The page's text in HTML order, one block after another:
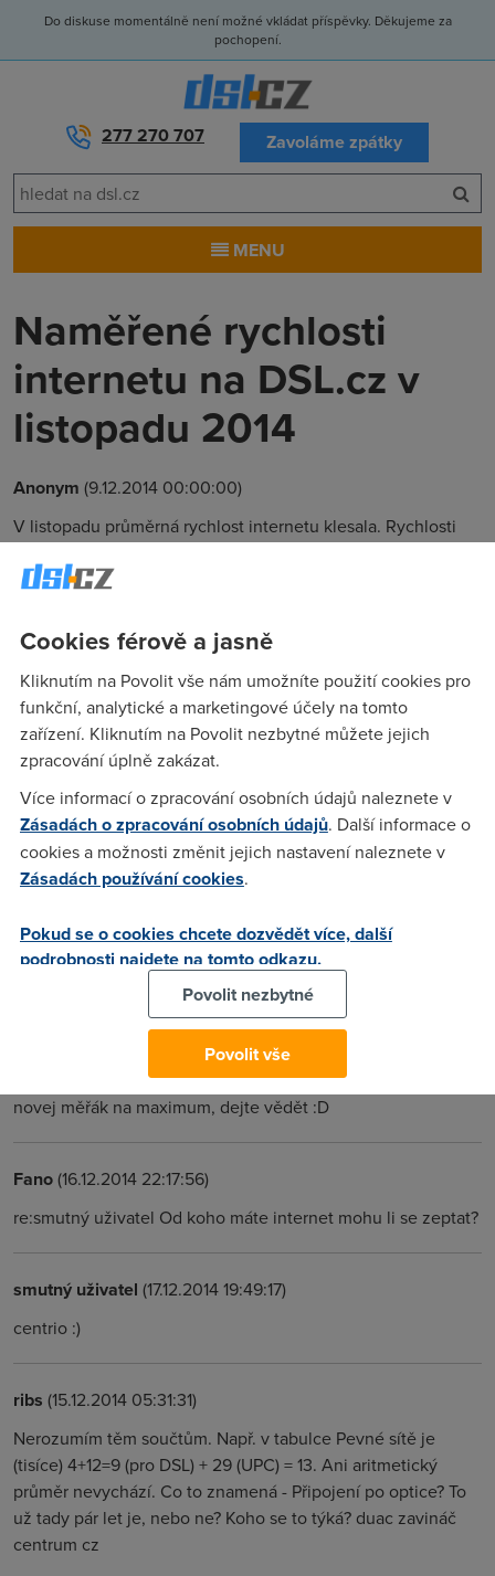
Do diskuse momentálně není možné vkládat příspěvky. Děkujeme za
pochopení.
277 270 707 Zavoláme zpátky
MENU
Naměřené rychlosti
internetu na DSL.cz v
listopadu 2014
Anonym (9.12.2014 00:00:00)
V listopadu průměrná rychlost internetu klesala. Rychlosti
internet byl v průměru rychlejší, ale opět jen díky
mobilní internet má O2 naopak nejvyšší průměrné rychlosti
mobilního internetu má Vodafone.
smutný uživatel(10.12.2014 07:20:00)
flash :(
Admin(10.12.2014 15:14:08)
usilovně pracujeme na nové verzi webu, kterou spustíme
začátkem příštího roku ;-)
(10.12.2014 15:19:25)
tak snad to bude stát za to :) kdybyste potřebovali otestovat
novej měřák na maximum, dejte vědět :D
Fano(16.12.2014 22:17:56)
re:smutný uživatel Od koho máte internet mohu li se zeptat?
smutný uživatel (17.12.2014 19:49:17)
centrio :)
ribs (15.12.2014 05:31:31)
Nerozumím těm součtům. Např. v tabulce Pevné sítě je
(tisíce) 4+12=9 (pro DSL) + 29 (UPC) = 13. Ani aritmetický
průměr nevychází. Co to znamená - Připojení po optice? To
už tady pár let je, nebo ne? Koho se to týká? duac zavináč
centrum cz
Cookies férově a jasně
Kliknutím na Povolit vše nám umožníte použití cookies pro
funkční, analytické a marketingové účely na tomto
zařízení. Kliknutím na Povolit nezbytné můžete jejich
zpracování úplně zakázat.
Více informací o zpracování osobních údajů naleznete v
Zásadách o zpracování osobních údajů. Další informace o
cookies a možnosti změnit jejich nastavení naleznete v
Zásadách používání cookies.
Pokud se o cookies chcete dozvědět více, další
podrobnosti najdete na tomto odkazu.
Povolit nezbytné
Povolit vše